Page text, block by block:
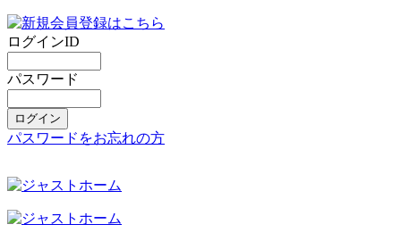
ログインID
パスワード
パスワードをお忘れの方